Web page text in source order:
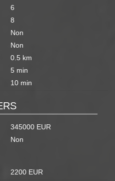
6
8
Non
Non
0.5 km
5 min
10 min
345000 EUR
Non
2200 EUR